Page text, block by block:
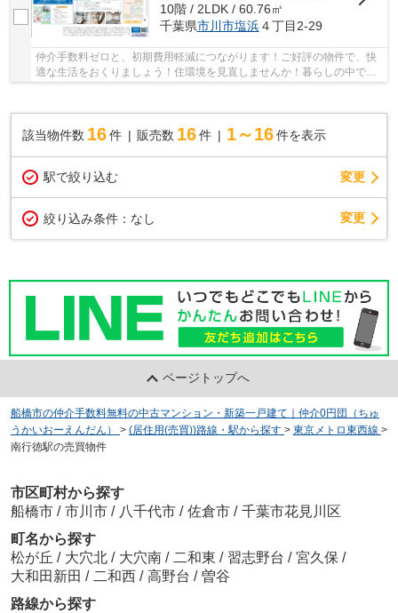
10階 / 2LDK / 60.76㎡
千葉県市川市塩浜４丁目2-29
仲介手数料ゼロと、初期費用軽減につながります！ご好評の物件で、快
適な生活をおくりましょう！住環境を見直しませんか！暮らしの中で
も、住居は充実した生活を送るための大きな役割...
該当物件数 16件 販売数 16 件 1～16 件を表示
駅で絞り込む 変更
絞り込み条件： なし 変更
ページトップへ
船橋市の仲介手数料無料の中古マンション・新築一戸建て｜仲介0円団（ちゅ
うかいおーえんだん）
> (居住用(売買))路線・駅から探す > 東京メトロ東西線 >
南行徳駅の売買物件
市区町村から探す
船橋市 / 市川市 / 八千代市 / 佐倉市 / 千葉市花見川区
町名から探す
松が丘 / 大穴北 / 大穴南 / 二和東 / 習志野台 / 宮久保 /
大和田新田 / 二和西 / 高野台 / 曽谷
路線から探す